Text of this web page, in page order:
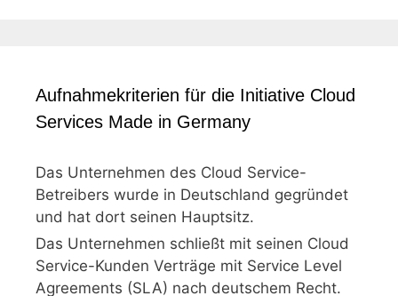
Aufnahmekriterien für die Initiative Cloud
Services Made in Germany
Das Unternehmen des Cloud Service-
Betreibers wurde in Deutschland gegründet
und hat dort seinen Hauptsitz.
Das Unternehmen schließt mit seinen Cloud
Service-Kunden Verträge mit Service Level
Agreements (SLA) nach deutschem Recht.